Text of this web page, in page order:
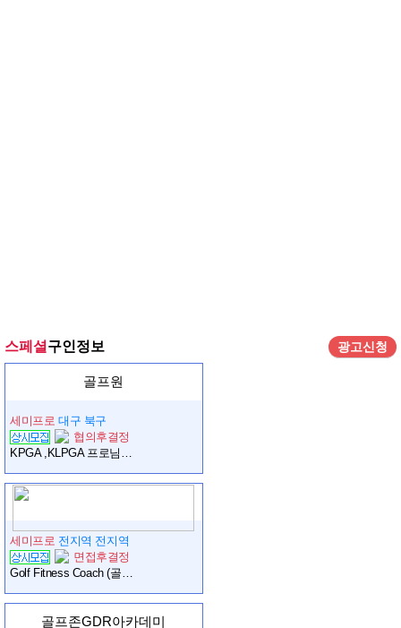
스페셜 구인정보 광고신청
골프원
세미프로 대구 북구
협의후결정
KPGA ,KLPGA 프로님 구인 합니다
세미프로 전지역 전지역
면접후결정
Golf Fitness Coach (골프 피트니스 코치)
골프존GDR아카데미